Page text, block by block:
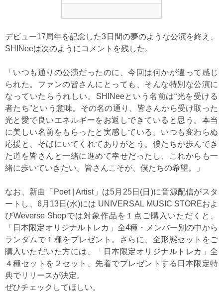
デビュー17周年を記念した3日間の夢のような公演を終え、
SHINeeは次のようにコメントを残した。
「いつも通りの公演だったのに、今回は何かが違って感じ
られた。ファンの皆さんにとっても、そんな特別な公演に
なっていたらうれしい。SHINeeという名前は“光を受ける
者たち”という意味。その名の通り、皆さんから受け取った
光と愛で良いエネルギーをお返しできていると思う。本当
に美しい名前をもらったと実感している。いつも変わらぬ
応援と、そばにいてくれてありがとう。僕たちが歩んでき
た道を皆さんと一緒に進めて幸せだったし、これからも一
緒に歩いていきたい。皆さんこそが、僕たちの希望。」
なお、新曲「Poet | Artist」は5月25日(日)に音源配信がスタ
ートし、6月13日(水)には UNIVERSAL MUSIC STOREおよ
びWeverse Shopでは対象作品を１点ご購入いただくと、
「日本限定オリジナルトレカ」全4種・メンバー別の中から
ランダムで１種をプレゼント。さらに、全形態セットをご
購入いただいた方には、「日本限定オリジナルトレカ」全
４種セットを２セット、先着でプレゼントする日本限定特
典でリリースが決定。
ぜひチェックしてほしい。